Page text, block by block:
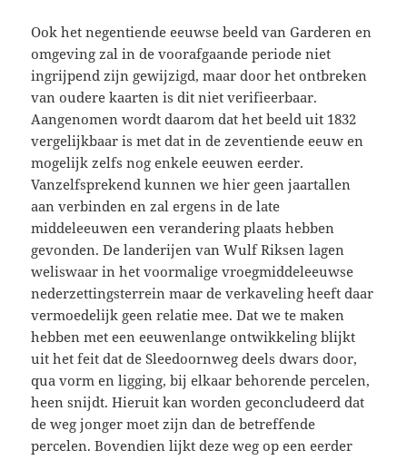
Ook het negentiende eeuwse beeld van Garderen en
omgeving zal in de voorafgaande periode niet
ingrijpend zijn gewijzigd, maar door het ontbreken
van oudere kaarten is dit niet verifieerbaar.
Aangenomen wordt daarom dat het beeld uit 1832
vergelijkbaar is met dat in de zeventiende eeuw en
mogelijk zelfs nog enkele eeuwen eerder.
Vanzelfsprekend kunnen we hier geen jaartallen
aan verbinden en zal ergens in de late
middeleeuwen een verandering plaats hebben
gevonden. De landerijen van Wulf Riksen lagen
weliswaar in het voormalige vroegmiddeleeuwse
nederzettingsterrein maar de verkaveling heeft daar
vermoedelijk geen relatie mee. Dat we te maken
hebben met een eeuwenlange ontwikkeling blijkt
uit het feit dat de Sleedoornweg deels dwars door,
qua vorm en ligging, bij elkaar behorende percelen,
heen snijdt. Hieruit kan worden geconcludeerd dat
de weg jonger moet zijn dan de betreffende
percelen. Bovendien lijkt deze weg op een eerder